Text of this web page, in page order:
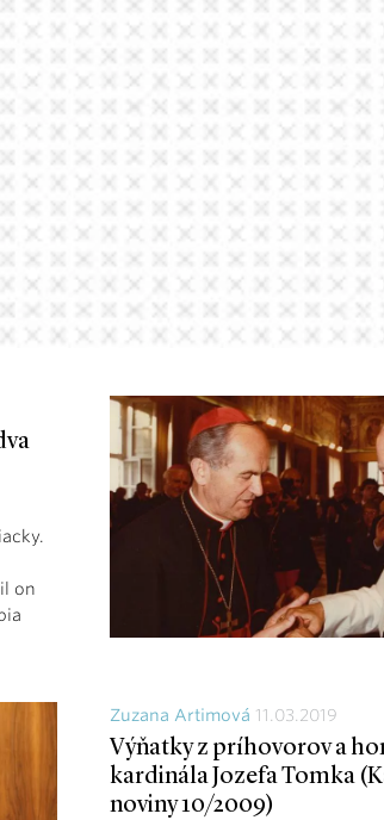
on
Zuzana Artimová 11.03.2019
Výňatky z príhovorov a
kardinála Jozefa Tomka
noviny 10/2009)